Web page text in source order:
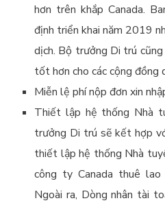
hơn trên khắp Canada.
định triển khai năm 2019
dịch. Bộ trưởng Di trú
tốt hơn cho các cộng đồng
Miễn lệ phí nộp đơn xin
Thiết lập hệ thống Nhà
trưởng Di trú sẽ kết hợp
thiết lập hệ thống Nhà
công ty Canada thuê
Ngoài ra, Dòng nhân tài